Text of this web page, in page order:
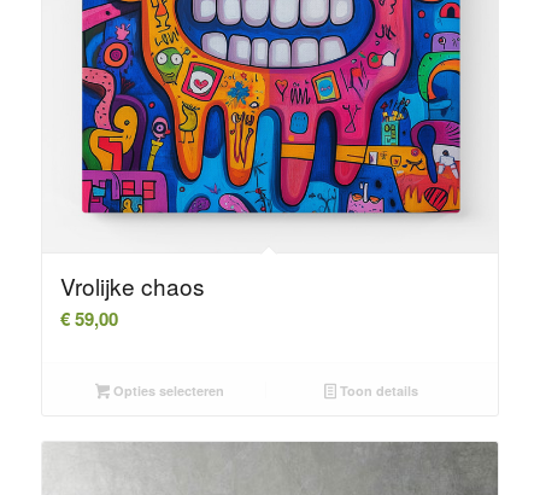
Vrolijke chaos
€59,00
Opties selecteren Toon details